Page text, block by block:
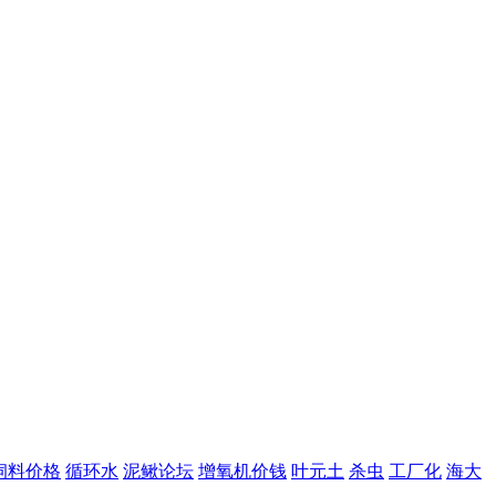
料价格 循环水 泥鳅论坛 增氧机价钱 叶元土 杀虫 工厂化 海大